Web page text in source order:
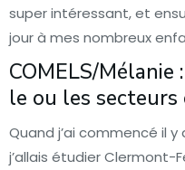
super intéressant, et
jour à mes nombreux
COMELS/
le ou les
Quand j’ai commencé il
j’allais étudier Clermont-